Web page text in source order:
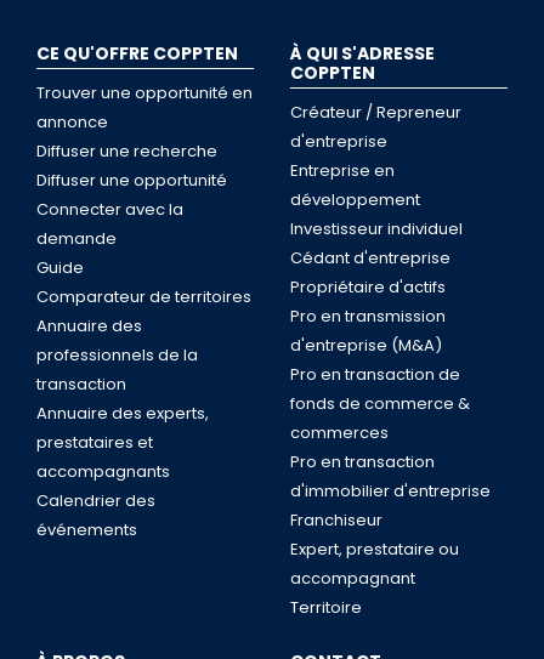
CE QU'OFFRE COPPTEN
Trouver une opportunité en
annonce
Diffuser une recherche
Diffuser une opportunité
Connecter avec la
demande
Guide
Comparateur de territoires
Annuaire des
professionnels de la
transaction
Annuaire des experts,
prestataires et
accompagnants
Calendrier des
événements
À QUI S'ADRESSE
COPPTEN
Créateur / Repreneur
d'entreprise
Entreprise en
développement
Investisseur individuel
Cédant d'entreprise
Propriétaire d'actifs
Pro en transmission
d'entreprise (M&A)
Pro en transaction de
fonds de commerce &
commerces
Pro en transaction
d'immobilier d'entreprise
Franchiseur
Expert, prestataire ou
accompagnant
Territoire